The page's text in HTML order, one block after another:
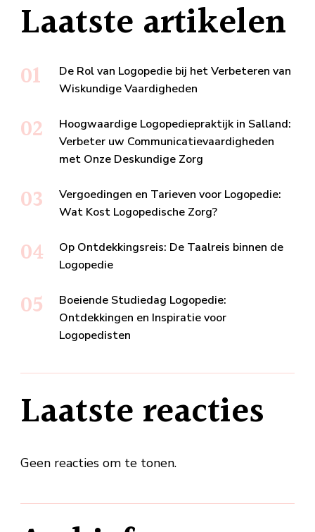
Laatste artikelen
De Rol van Logopedie bij het Verbeteren van
Wiskundige Vaardigheden
Hoogwaardige Logopediepraktijk in Salland:
Verbeter uw Communicatievaardigheden
met Onze Deskundige Zorg
Vergoedingen en Tarieven voor Logopedie:
Wat Kost Logopedische Zorg?
Op Ontdekkingsreis: De Taalreis binnen de
Logopedie
Boeiende Studiedag Logopedie:
Ontdekkingen en Inspiratie voor
Logopedisten
Laatste reacties
Geen reacties om te tonen.